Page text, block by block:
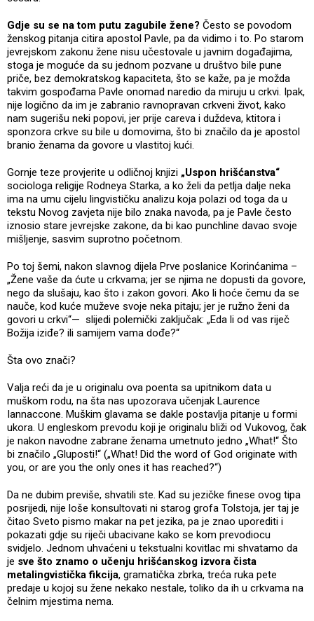
Gdje su se na tom putu zagubile žene? Često se povodom
ženskog pitanja citira apostol Pavle, pa da vidimo i to. Po starom
jevrejskom zakonu žene nisu učestovale u javnim događajima,
stoga je moguće da su jednom pozvane u društvo bile pune
priče, bez demokratskog kapaciteta, što se kaže, pa je možda
takvim gospođama Pavle onomad naredio da miruju u crkvi. Ipak,
nije logično da im je zabranio ravnopravan crkveni život, kako
nam sugerišu neki popovi, jer prije careva i duždeva, ktitora i
sponzora crkve su bile u domovima, što bi značilo da je apostol
branio ženama da govore u vlastitoj kući.
Gornje teze provjerite u odličnoj knjizi „Uspon hrišćanstva“
sociologa religije Rodneya Starka, a ko želi da petlja dalje neka
ima na umu cijelu lingvističku analizu koja polazi od toga da u
tekstu Novog zavjeta nije bilo znaka navoda, pa je Pavle često
iznosio stare jevrejske zakone, da bi kao punchline davao svoje
mišljenje, sasvim suprotno početnom.
Po toj šemi, nakon slavnog dijela Prve poslanice Кorinćanima –
„Žene vaše da ćute u crkvama; jer se njima ne dopusti da govore,
nego da slušaju, kao što i zakon govori. Ako li hoće čemu da se
nauče, kod kuće muževe svoje neka pitaju; jer je ružno ženi da
govori u crkvi“— slijedi polemički zaključak: „Eda li od vas riječ
Božija iziđe? ili samijem vama dođe?“
Šta ovo znači?
Valja reći da je u originalu ova poenta sa upitnikom data u
muškom rodu, na šta nas upozorava učenjak Laurence
Iannaccone. Muškim glavama se dakle postavlja pitanje u formi
ukora. U engleskom prevodu koji je originalu bliži od Vukovog, čak
je nakon navodne zabrane ženama umetnuto jedno „What!“ Što
bi značilo „Gluposti!“ („What! Did the word of God originate with
you, or are you the only ones it has reached?“)
Da ne dubim previše, shvatili ste. Kad su jezičke finese ovog tipa
posrijedi, nije loše konsultovati ni starog grofa Tolstoja, jer taj je
čitao Sveto pismo makar na pet jezika, pa je znao uporediti i
pokazati gdje su riječi ubacivane kako se kom prevodiocu
svidjelo. Jednom uhvaćeni u tekstualni kovitlac mi shvatamo da
je sve što znamo o učenju hrišćanskog izvora čista
metalingvistička fikcija, gramatička zbrka, treća ruka pete
predaje u kojoj su žene nekako nestale, toliko da ih u crkvama na
čelnim mjestima nema.